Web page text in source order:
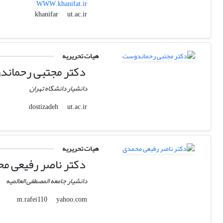
WWW.khanifat.ir
khanifar
ut.ac.ir
هیات تحریریه
دکتر مجتبی
دانشیار دانشگاه تهران
dostizadeh
ut.ac.ir
هیات تحریریه
دکتر ناصر رفیعی
دانشیار جامعه المصطفی العالمیه
m.rafei110
yahoo.com